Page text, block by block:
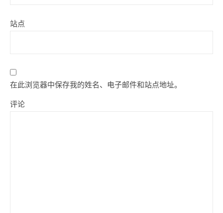
站点
在此浏览器中保存我的姓名、电子邮件和站点地址。
评论